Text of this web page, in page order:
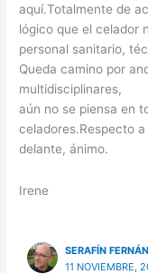
aquí.Totalmente de
lógico que el celador
personal sanitario,
Queda camino por
multidisciplinares,
aún no se piensa en
celadores.Respecto
delante, ánimo.
Irene
SERAFÍN
11 NOVIEMBRE,